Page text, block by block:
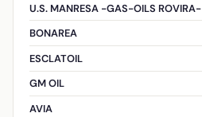
U.S. MANRESA -GAS-OILS ROVIRA-
BONAREA
ESCLATOIL
GM OIL
AVIA